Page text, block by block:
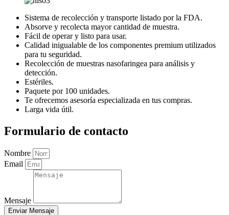
Sistema de recolección y transporte listado por la FDA.
Absorve y recolecta mayor cantidad de muestra.
Fácil de operar y listo para usar.
Calidad inigualable de los componentes premium utilizados
para tu seguridad.
Recolección de muestras nasofaringea para análisis y
detección.
Estériles.
Paquete por 100 unidades.
Te ofrecemos asesoría especializada en tus compras.
Larga vida útil.
Formulario de contacto
Nombre
Email
Mensaje
Enviar Mensaje